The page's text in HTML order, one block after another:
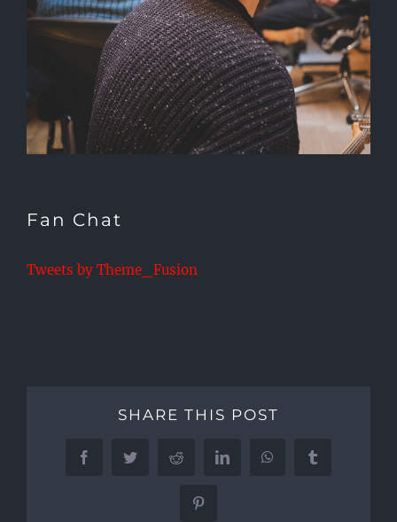
Fan Chat
Tweets by Theme_Fusion
SHARE THIS POST
FacebookTwitter Reddit LinkedIn WhatsApp